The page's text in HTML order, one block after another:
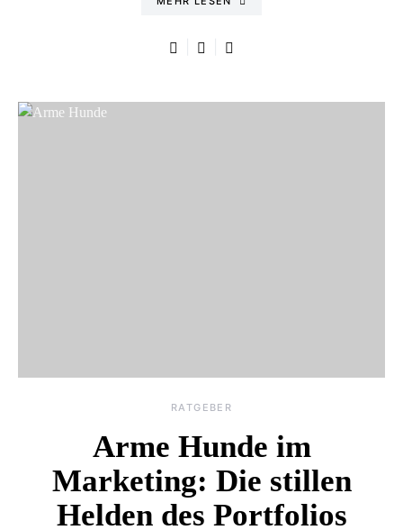
RATGEBER
Arme Hunde im
Marketing: Die stillen
Helden des Portfolios